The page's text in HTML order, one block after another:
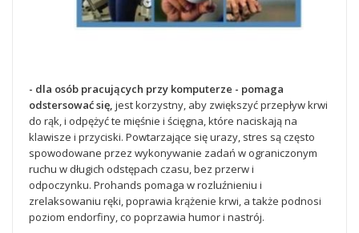
- dla osób pracujących przy komputerze - pomaga
odstersować się, jest korzystny, aby zwiększyć przepływ krwi
do rąk, i odpężyć te mięśnie i ścięgna, które naciskają na
klawisze i przyciski. Powtarzające się urazy, stres są często
spowodowane przez wykonywanie zadań w ograniczonym
ruchu w długich odstępach czasu, bez przerw i
odpoczynku. Prohands pomaga w rozluźnieniu i
zrelaksowaniu ręki, poprawia krążenie krwi, a także podnosi
poziom endorfiny, co poprzawia humor i nastrój.